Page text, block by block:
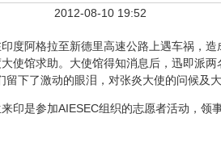
2012-08-10 19:52
阿格拉至新德里高速公路上遇车祸，造
使馆求助。大使馆得知消息后，迅即派
下了激动的眼泪，对张炎大使的问候及
是参加AIESEC组织的志愿者活动，领